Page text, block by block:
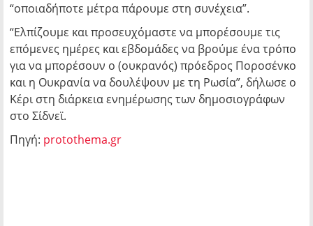
“οποιαδήποτε μέτρα πάρουμε στη συνέχεια”.
“Ελπίζουμε και προσευχόμαστε να μπορέσουμε τις
επόμενες ημέρες και εβδομάδες να βρούμε ένα τρόπο
για να μπορέσουν ο (ουκρανός) πρόεδρος Ποροσένκο
και η Ουκρανία να δουλέψουν με τη Ρωσία”, δήλωσε ο
Κέρι στη διάρκεια ενημέρωσης των δημοσιογράφων
στο Σίδνεϊ.
Πηγή: protothema.gr